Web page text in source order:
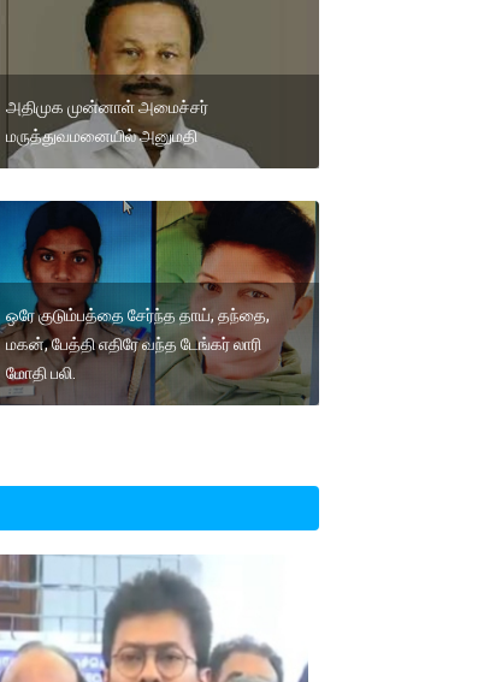
அதிமுக முன்னாள் அமைச்சர்
மருத்துவமனையில் அனுமதி
ஒரே குடும்பத்தை சேர்ந்த தாய், தந்தை,
மகன், பேத்தி எதிரே வந்த டேங்கர் லாரி
மோதி பலி.